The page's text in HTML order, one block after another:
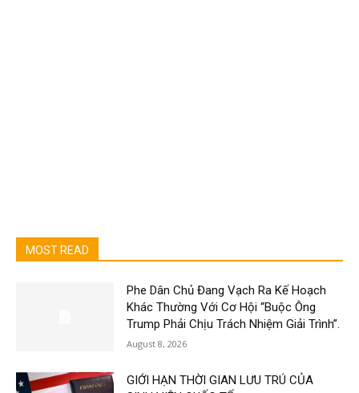
MOST READ
Phe Dân Chủ Đang Vạch Ra Kế Hoạch
Khác Thường Với Cơ Hội “Buộc Ông
Trump Phải Chịu Trách Nhiệm Giải Trình”.
August 8, 2026
GIỚI HẠN THỜI GIAN LƯU TRÚ CỦA